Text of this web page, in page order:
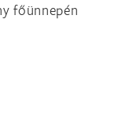
főünnepén